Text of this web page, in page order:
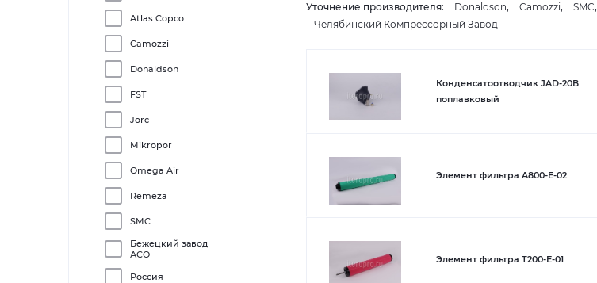
Atlas Copco
Camozzi
Donaldson
FST
Jorc
Mikropor
Omega Air
Remeza
SMC
Бежецкий завод
АСО
Россия
Уточнение производителя: Donaldson, Camozzi, SMC,
Челябинский Компрессорный Завод
Конденсатоотводчик JAD-20В
поплавковый
Элемент фильтра A800-Е-02
Элемент фильтра T200-Е-01